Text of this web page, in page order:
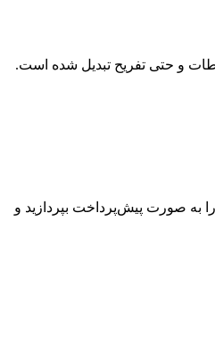
و حتی تفریح تبدیل شده است.
به صورت پیش‌پرداخت بپردازید و